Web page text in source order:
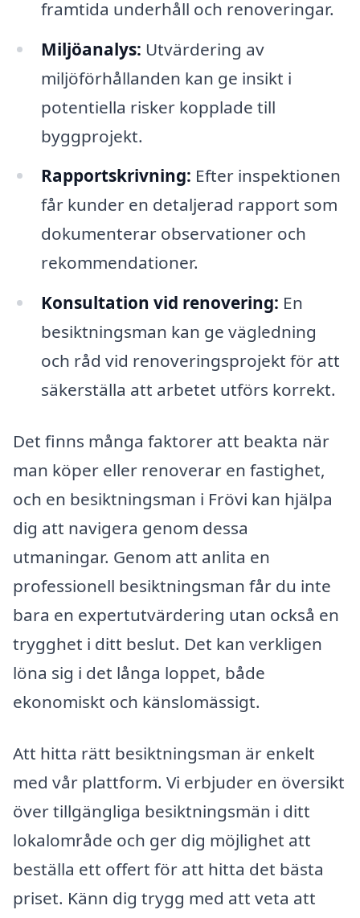
framtida underhåll och renoveringar.
Miljöanalys: Utvärdering av
miljöförhållanden kan ge insikt i
potentiella risker kopplade till
byggprojekt.
Rapportskrivning: Efter inspektionen
får kunder en detaljerad rapport som
dokumenterar observationer och
rekommendationer.
Konsultation vid renovering: En
besiktningsman kan ge vägledning
och råd vid renoveringsprojekt för att
säkerställa att arbetet utförs korrekt.
Det finns många faktorer att beakta när
man köper eller renoverar en fastighet,
och en besiktningsman i Frövi kan hjälpa
dig att navigera genom dessa
utmaningar. Genom att anlita en
professionell besiktningsman får du inte
bara en expertutvärdering utan också en
trygghet i ditt beslut. Det kan verkligen
löna sig i det långa loppet, både
ekonomiskt och känslomässigt.
Att hitta rätt besiktningsman är enkelt
med vår plattform. Vi erbjuder en översikt
över tillgängliga besiktningsmän i ditt
lokalområde och ger dig möjlighet att
beställa ett offert för att hitta det bästa
priset. Känn dig trygg med att veta att